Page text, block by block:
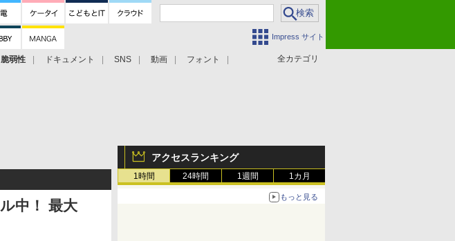
Impress サイト
全カテゴリ
脆弱性 ドキュメント SNS 動画 フォント
アクセスランキング
1時間 24時間 1週間 1カ月
もっと見る
中！ 最大